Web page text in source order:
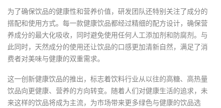
为了确保饮品的健康性和营养价值，研发团队还特别关注了成分的
搭配和使用方式。每一款健康饮品都经过精细的配方设计，确保营
养成分的最大化吸收，同时避免使用任何人工添加剂和防腐剂。与
此同时，天然成分的使用还让饮品的口感更加清新自然，满足了消
费者对美味与健康的双重需求。
这一创新健康饮品的推出，标志着饮料行业从以往的高糖、高热量
饮品向更健康、营养的方向转变。随着人们对健康生活的追求，未
来这样的饮品将成为主流，为市场带来更多绿色与健康的饮品选